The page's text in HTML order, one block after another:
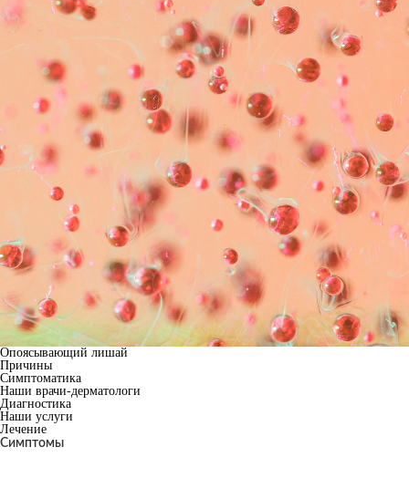
Опоясывающий лишай
Причины
Симптоматика
Наши врачи-дерматологи
Диагностика
Наши услуги
Лечение
Симптомы